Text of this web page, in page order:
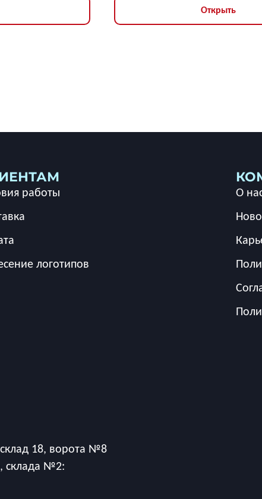
Открыть
работы
логотипов
О
18, ворота №8
склада №2: